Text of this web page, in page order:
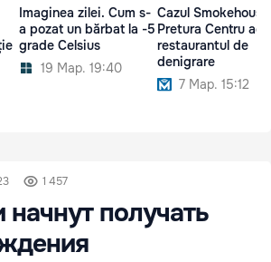
Imaginea zilei. Cum s-
a pozat un bărbat la -5
grade Celsius
19 Мар. 19:40
Cazul
Pretura Centru
restaurantul de
denigrare
7 Мар. 15:12
1 457
получать